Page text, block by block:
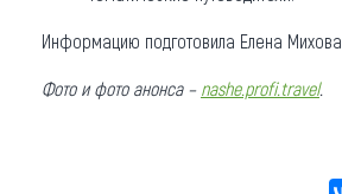
Информацию подготовила Елена Михова
Фото и фото анонса – nashe.profi.travel.